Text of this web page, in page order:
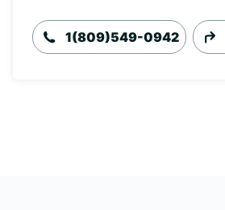
1(809)549-0942